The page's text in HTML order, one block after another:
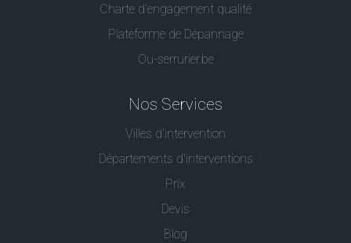
Charte d’engagement qualité
Plateforme de Dépannage
Ou-serrurier.be
Nos Services
Villes d'intervention
Départements d'interventions
Prix
Devis
Blog